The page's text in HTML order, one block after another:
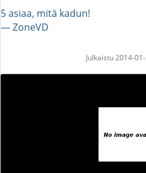
5 asiaa, mitä kadun!
― ZoneVD
Julkaistu 2014-